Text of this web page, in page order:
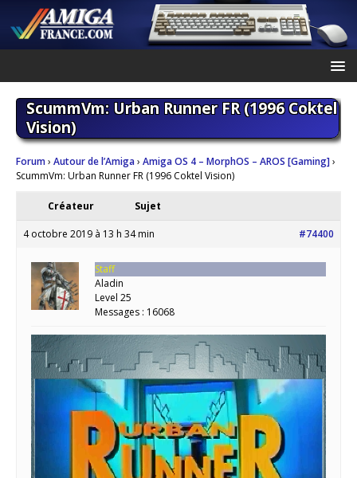
ScummVm: Urban Runner FR (1996 Coktel
Vision)
Forum› Autour de l’Amiga› Amiga OS 4 – MorphOS – AROS [Gaming]›
ScummVm: Urban Runner FR (1996 Coktel Vision)
Créateur Sujet
4 octobre 2019 à 13 h 34 min #74400
Staff
Aladin
Level 25
Messages : 16068